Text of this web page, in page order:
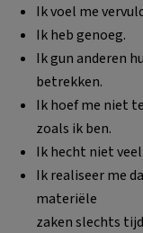
Ik voel me
Ik heb genoeg.
Ik gun anderen
betrekken.
Ik hoef me niet
zoals ik ben.
Ik hecht niet
Ik realiseer me
materiële
zaken slechts